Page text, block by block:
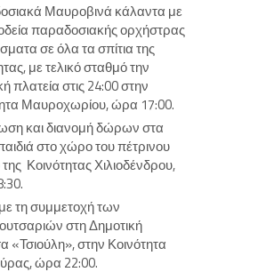
Μαυροβινά κάλαντα με
παραδοσιακής ορχήστρας
σε όλα τα σπίτια της
με τελικό σταθμό την
πλατεία στις 24:00 στην
Μαυροχωρίου, ώρα 17:00.
και διανομή δώρων στα
στο χώρο του πέτρινου
της Κοινότητας Χιλιοδένδρου,
τη συμμετοχή των
στη Δημοτική
«Τσιούλη», στην Κοινότητα
ώρα 22:00.